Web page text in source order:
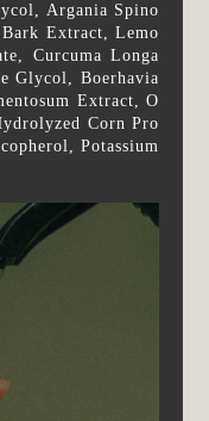
Argania Spino
Extract, Lemo
Curcuma Longa
Glycol, Boerhavia
Extract, O
Corn Pro
Potassium